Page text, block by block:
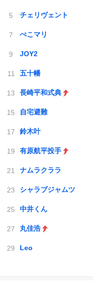
チェリヴェント
ぺこマリ
JOY2
五十幡
長崎平和式典
自宅避難
鈴木叶
有原航平投手
ナムラクララ
シャラブジャムツ
中井くん
丸佳浩
Leo